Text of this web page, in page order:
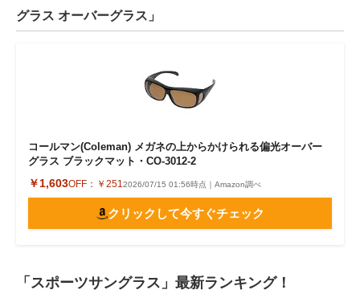
グラス オーバーグラス」
コールマン(Coleman) メガネの上からかけられる偏光オーバー
グラス ブラックマット・CO-3012-2
￥1,603OFF： ￥2512026/07/15 01:56時点｜Amazon調べ
クリックして今すぐチェック
「スポーツサングラス」最新ランキング！